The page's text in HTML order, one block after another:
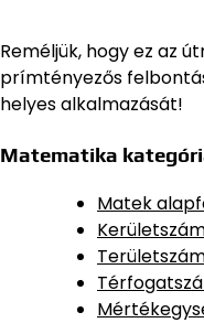
Reméljük, hogy ez az
prímtényezős
helyes alkalmazását!
Matematika
Matek